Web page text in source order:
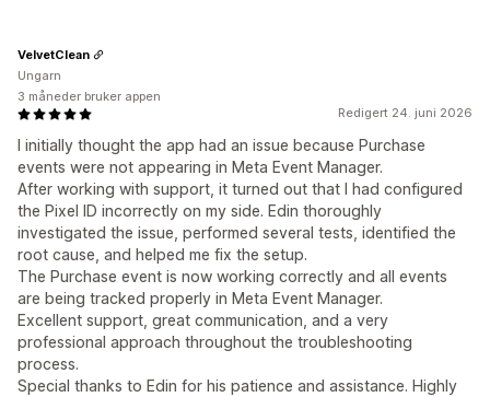
Redigert 24. juni 2026
I initially thought the app had an issue because Purchase
events were not appearing in Meta Event Manager.
After working with support, it turned out that I had configured
the Pixel ID incorrectly on my side. Edin thoroughly
investigated the issue, performed several tests, identified the
root cause, and helped me fix the setup.
The Purchase event is now working correctly and all events
are being tracked properly in Meta Event Manager.
Excellent support, great communication, and a very
professional approach throughout the troubleshooting
process.
Special thanks to Edin for his patience and assistance. Highly
VelvetClean
Ungarn
3 måneder bruker appen